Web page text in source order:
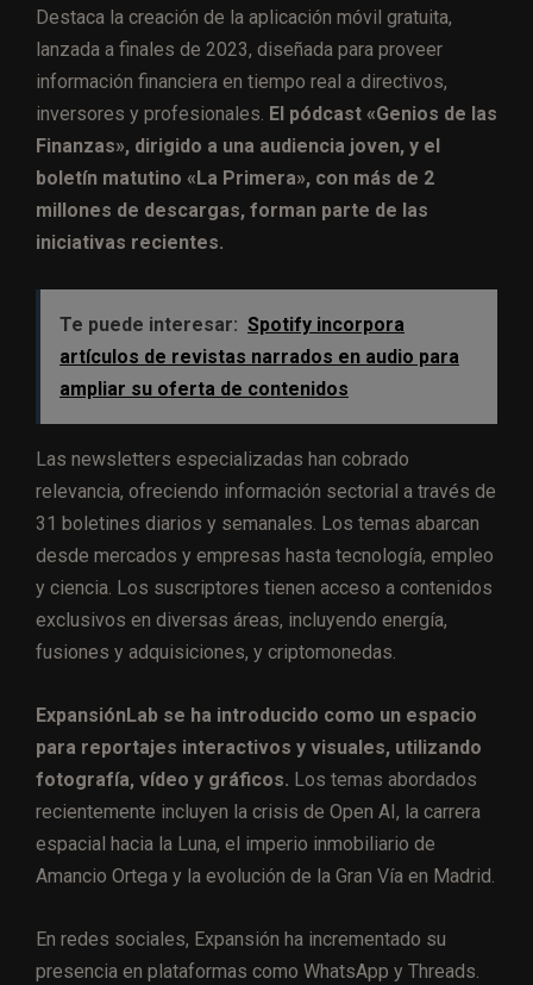
Destaca la creación de la aplicación móvil gratuita,
lanzada a finales de 2023, diseñada para proveer
información financiera en tiempo real a directivos,
inversores y profesionales. El pódcast «Genios de las
Finanzas», dirigido a una audiencia joven, y el
boletín matutino «La Primera», con más de 2
millones de descargas, forman parte de las
iniciativas recientes.
Te puede interesar: Spotify incorpora
artículos de revistas narrados en audio para
ampliar su oferta de contenidos
Las newsletters especializadas han cobrado
relevancia, ofreciendo información sectorial a través de
31 boletines diarios y semanales. Los temas abarcan
desde mercados y empresas hasta tecnología, empleo
y ciencia. Los suscriptores tienen acceso a contenidos
exclusivos en diversas áreas, incluyendo energía,
fusiones y adquisiciones, y criptomonedas.
ExpansiónLab se ha introducido como un espacio
para reportajes interactivos y visuales, utilizando
fotografía, vídeo y gráficos. Los temas abordados
recientemente incluyen la crisis de Open AI, la carrera
espacial hacia la Luna, el imperio inmobiliario de
Amancio Ortega y la evolución de la Gran Vía en Madrid.
En redes sociales, Expansión ha incrementado su
presencia en plataformas como WhatsApp y Threads.